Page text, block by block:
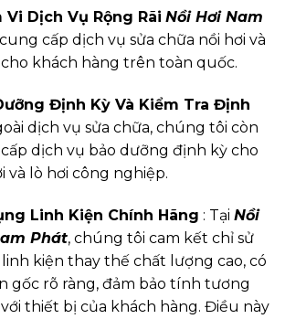
Vi Dịch Vụ Rộng Rãi Nồi Hơi Nam
cung cấp dịch vụ sửa chữa nồi hơi và
cho khách hàng trên toàn quốc.
Định Kỳ Và Kiểm Tra Định
dịch vụ sửa chữa, chúng tôi còn
dịch vụ bảo dưỡng định kỳ cho
và lò hơi công nghiệp.
Linh Kiện Chính Hãng : Tại Nồi
Phát, chúng tôi cam kết chỉ sử
kiện thay thế chất lượng cao, có
gốc rõ ràng, đảm bảo tính tương
thiết bị của khách hàng. Điều này